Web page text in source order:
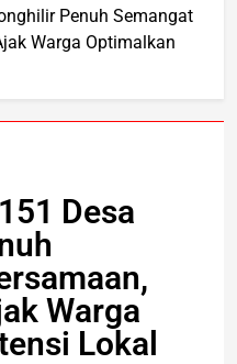
Penuh Semangat
Warga Optimalkan
Desa
Warga
Lokal